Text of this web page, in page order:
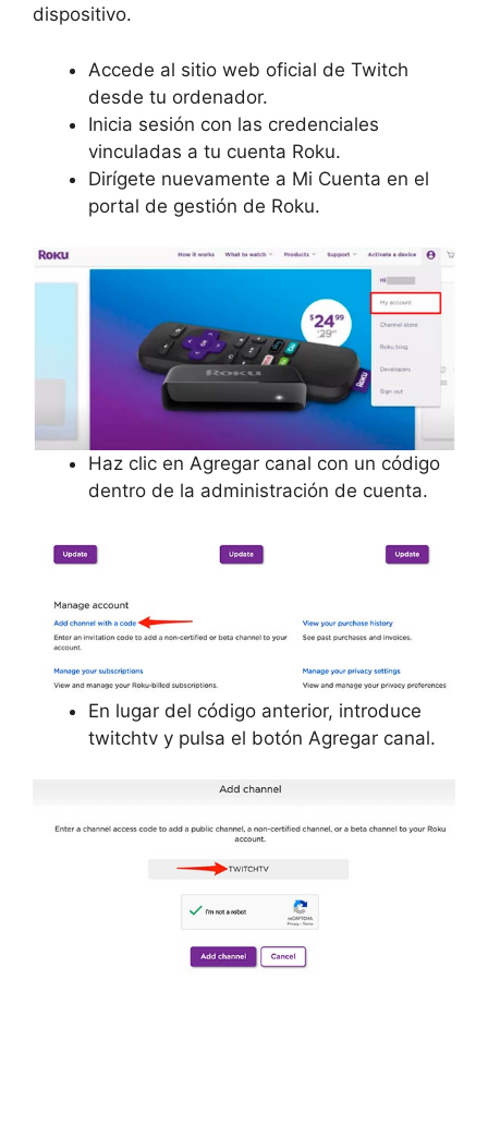
dispositivo.
Accede al sitio web oficial de Twitch
desde tu ordenador.
Inicia sesión con las credenciales
vinculadas a tu cuenta Roku.
Dirígete nuevamente a Mi Cuenta en el
portal de gestión de Roku.
Haz clic en Agregar canal con un código
dentro de la administración de cuenta.
En lugar del código anterior, introduce
twitchtv y pulsa el botón Agregar canal.